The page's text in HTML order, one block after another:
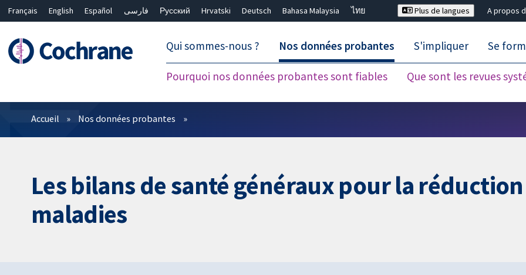
Français English Español فارسی Русский Hrvatski Deutsch Bahasa Malaysia
ไทย
Plus de langues A propos
Qui sommes-nous ? Nos données probantes
Pourquoi nos données probantes sont fiables Que sont les revues
S'impliquer Se
Filtres
Accueil Nos données probantes
Les bilans de santé généraux pour la
maladies